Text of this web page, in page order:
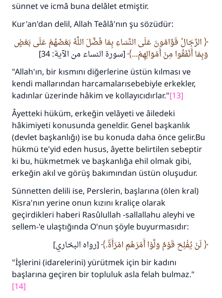
sünnet ve icmâ buna delâlet etmiştir.
Kur'an'dan delil, Allah Teâlâ'nın şu sözüdür:
الرِّجَالُ قَوَّامُونَ عَلَى النِّسَاءِ بِمَا فَضَّلَ اللَّهُ بَعْضَهُمْ عَلَى بَعْضٍ
وَبِمَا أَنْفَقُوا مِنْ أَمْوَالِهِمْ...
[سورة النساء من الآية: 34]
"Allah'ın, bir kısmını diğerlerine üstün kılması ve
kendi mallarından harcamalarısebebiyle erkekler,
kadınlar üzerinde hâkim ve kollayıcıdırlar."[13]
Âyetteki hüküm, erkeğin velâyeti ve âiledeki
hâkimiyeti konusunda geneldir. Genel başkanlık
(devlet başkanlığı) ise bu konuda daha önce gelir.Bu
hükmü te'yid eden husus, âyette belirtilen sebeptir
ki bu, hükmetmek ve başkanlığa ehil olmak gibi,
erkeğin akıl ve görüş bakımından üstün oluşudur.
Sünnetten delili ise, Perslerin, başlarına (ölen kral)
Kisra'nın yerine onun kızını kraliçe olarak
geçirdikleri haberi Rasûlullah -sallallahu aleyhi ve
sellem-'e ulaştığında O'nun şöyle buyurmasıdır:
لَنْ يُفْلِحَ قَوْمٌ وَلَّوْا أَمْرَهُمِ امْرَأَةً.
[رواه البخاري]
"İşlerini (idarelerini) yürütmek için bir kadını
başlarına geçiren bir topluluk asla felah bulmaz."
[14]